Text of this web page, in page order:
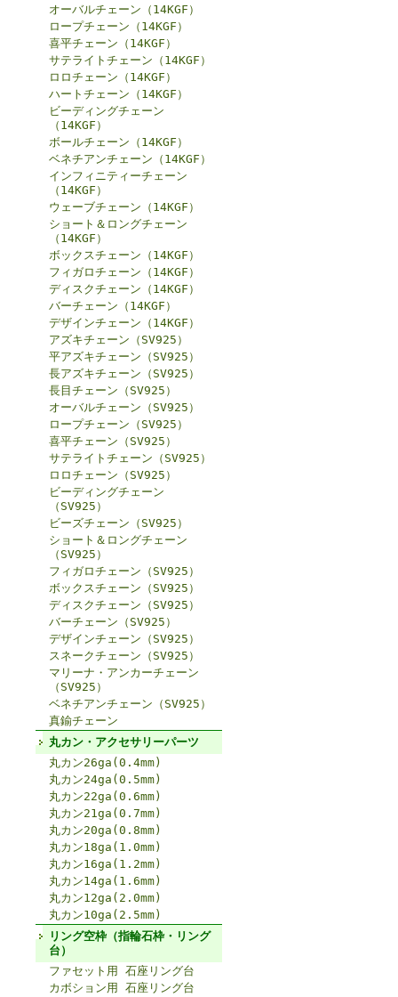
オーバルチェーン（14KGF）
ロープチェーン（14KGF）
喜平チェーン（14KGF）
サテライトチェーン（14KGF）
ロロチェーン（14KGF）
ハートチェーン（14KGF）
ビーディングチェーン
（14KGF）
ボールチェーン（14KGF）
ベネチアンチェーン（14KGF）
インフィニティーチェーン
（14KGF）
ウェーブチェーン（14KGF）
ショート＆ロングチェーン
（14KGF）
ボックスチェーン（14KGF）
フィガロチェーン（14KGF）
ディスクチェーン（14KGF）
バーチェーン（14KGF）
デザインチェーン（14KGF）
アズキチェーン（SV925）
平アズキチェーン（SV925）
長アズキチェーン（SV925）
長目チェーン（SV925）
オーバルチェーン（SV925）
ロープチェーン（SV925）
喜平チェーン（SV925）
サテライトチェーン（SV925）
ロロチェーン（SV925）
ビーディングチェーン
（SV925）
ビーズチェーン（SV925）
ショート＆ロングチェーン
（SV925）
フィガロチェーン（SV925）
ボックスチェーン（SV925）
ディスクチェーン（SV925）
バーチェーン（SV925）
デザインチェーン（SV925）
スネークチェーン（SV925）
マリーナ・アンカーチェーン
（SV925）
ベネチアンチェーン（SV925）
真鍮チェーン
丸カン・アクセサリーパーツ
丸カン26ga(0.4mm)
丸カン24ga(0.5mm)
丸カン22ga(0.6mm)
丸カン21ga(0.7mm)
丸カン20ga(0.8mm)
丸カン18ga(1.0mm)
丸カン16ga(1.2mm)
丸カン14ga(1.6mm)
丸カン12ga(2.0mm)
丸カン10ga(2.5mm)
リング空枠（指輪石枠・リング
台）
ファセット用 石座リング台
カボション用 石座リング台